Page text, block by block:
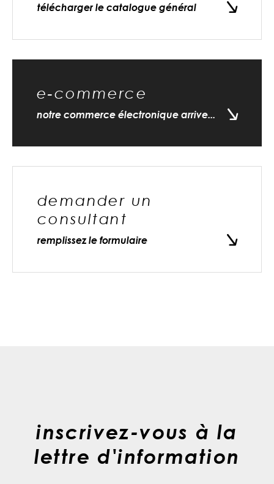
télécharger le catalogue général
e-commerce
notre commerce électronique arrive...
demander un
consultant
remplissez le formulaire
inscrivez-vous à la
lettre d'information